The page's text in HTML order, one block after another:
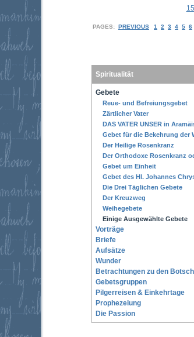
PAGES: PREVIOUS 1 2 3 4 5 6
Spiritualität
Gebete
Reue- und Befreiungsgebet
Zärtlicher Vater
DAS VATER UNSER in
Gebet für die Bekehrung der
Der Heilige Rosenkranz
Der Orthodoxe Rosenkranz
Gebet um Einheit
Gebet des Hl. Johannes
Die Drei Täglichen Gebete
Der Kreuzweg
Weihegebete
Einige Ausgewählte Gebete
Vorträge
Briefe
Aufsätze
Wunder
Betrachtungen zu den
Gebetsgruppen
Pilgerreisen & Einkehrtage
Prophezeiung
Die Passion